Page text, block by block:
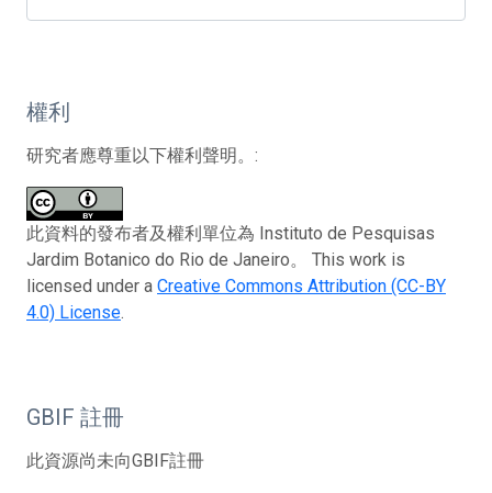
權利
研究者應尊重以下權利聲明。:
此資料的發布者及權利單位為 Instituto de Pesquisas
Jardim Botanico do Rio de Janeiro。 This work is
licensed under a Creative Commons Attribution (CC-BY
4.0) License.
GBIF 註冊
此資源尚未向GBIF註冊